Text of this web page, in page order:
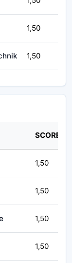
1,50
1,50
SCORE
1,50
1,50
1,50
1,50